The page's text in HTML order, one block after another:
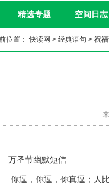
精选专题 空间日志
位置：快读网 > 经典语句 > 祝
圣节幽默短信
逗，你逗，你真逗；人比